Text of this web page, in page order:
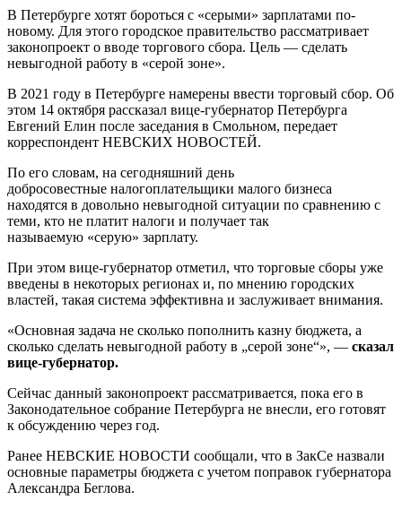
В Петербурге хотят бороться с «серыми» зарплатами по-
новому. Для этого городское правительство рассматривает
законопроект о вводе торгового сбора. Цель — сделать
невыгодной работу в «серой зоне».
В 2021 году в Петербурге намерены ввести торговый сбор. Об
этом 14 октября рассказал вице-губернатор Петербурга
Евгений Елин после заседания в Смольном, передает
корреспондент НЕВСКИХ НОВОСТЕЙ.
По его словам, на сегодняшний день
добросовестные налогоплательщики малого бизнеса
находятся в довольно невыгодной ситуации по сравнению с
теми, кто не платит налоги и получает так
называемую «серую» зарплату.
При этом вице-губернатор отметил, что торговые сборы уже
введены в некоторых регионах и, по мнению городских
властей, такая система эффективна и заслуживает внимания.
«Основная задача не сколько пополнить казну бюджета, а
сколько сделать невыгодной работу в „серой зоне“», — сказал
вице-губернатор.
Сейчас данный законопроект рассматривается, пока его в
Законодательное собрание Петербурга не внесли, его готовят
к обсуждению через год.
Ранее НЕВСКИЕ НОВОСТИ сообщали, что в ЗакСе назвали
основные параметры бюджета с учетом поправок губернатора
Александра Беглова.